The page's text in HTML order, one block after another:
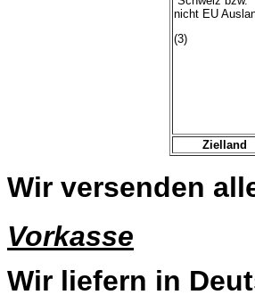
Zielland
nicht EU
(3)
Wir versenden
Vorkasse
Wir liefern in